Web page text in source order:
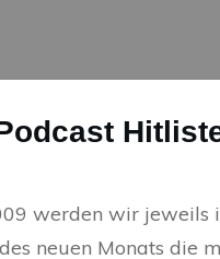
werden wir jeweils
neuen Monats die